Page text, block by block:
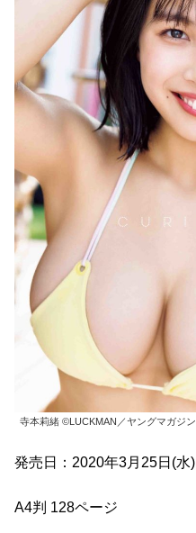
寺本莉緒 ©LUCKMAN／ヤングマガジン
発売日：2020年3月25日(水)
A4判 128ページ